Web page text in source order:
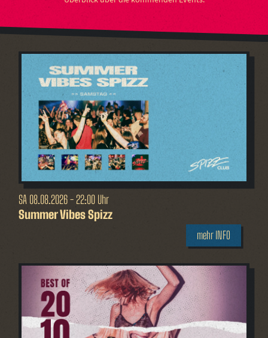
SA 08.08.2026 - 22:00 Uhr
Summer Vibes Spizz
mehr INFO